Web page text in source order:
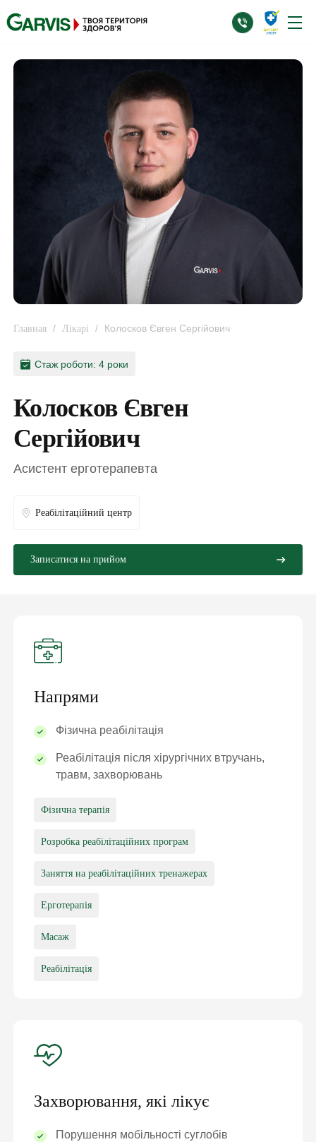
Главная / Лікарі / Колосков Євген Сергійович
Стаж роботи: 4 роки
Колосков Євген
Сергійович
Асистент ерготерапевта
Реабілітаційний центр
Записатися на прийом
Напрями
Фізична реабілітація
Реабілітація після хірургічних втручань,
травм, захворювань
Фізична терапія
Розробка реабілітаційних програм
Заняття на реабілітаційних тренажерах
Ерготерапія
Масаж
Реабілітація
Захворювання, які лікує
Порушення мобільності суглобів